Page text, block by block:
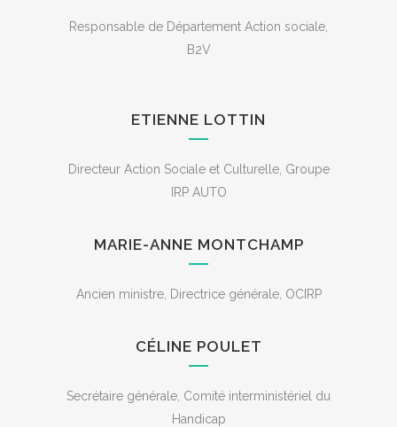
Responsable de Département Action sociale,
B2V
ETIENNE LOTTIN
Directeur Action Sociale et Culturelle, Groupe
IRP AUTO
MARIE-ANNE MONTCHAMP
Ancien ministre, Directrice générale, OCIRP
CÉLINE POULET
Secrétaire générale, Comité interministériel du
Handicap